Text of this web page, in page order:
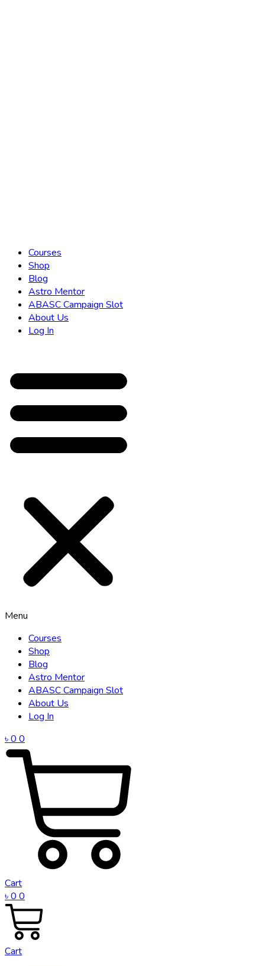
Courses
Shop
Blog
Astro Mentor
ABASC Campaign Slot
About Us
Log In
Menu
Courses
Shop
Blog
Astro Mentor
ABASC Campaign Slot
About Us
Log In
৳0 0
Cart
৳0 0
Cart